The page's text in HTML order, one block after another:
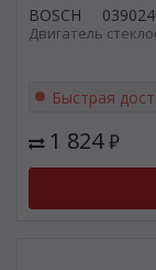
BOSCH
Двигатель
Быстрая
1 824₽